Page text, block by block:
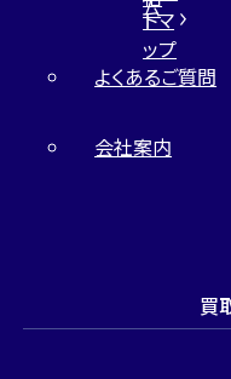
ム
トマ
ップ
よくあるご質問
会社案内
買